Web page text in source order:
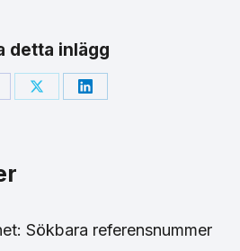
detta inlägg
Share Share
Sökbara referensnummer